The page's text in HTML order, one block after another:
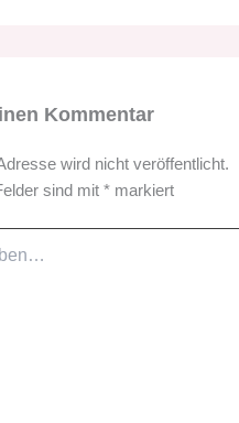
Kommentar
wird nicht veröffentlicht.
sind mit* markiert